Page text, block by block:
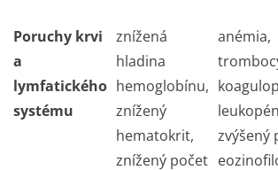
Poruchy krvi
a
lymfatického
systému
znížená
hladina
hemoglobínu,
znížený
hematokrit,
znížený počet
anémia,
zvýšený